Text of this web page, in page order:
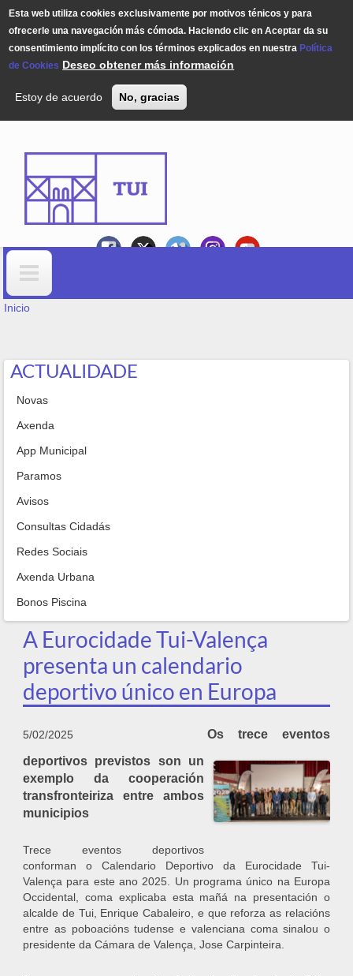
Esta web utiliza cookies exclusivamente por motivos ténicos y para
ofrecerle una navegación más cómoda. Haciendo clic en Aceptar da su
consentimiento implícito con los términos explicados en nuestra Política
de Cookies Deseo obtener más información
Estoy de acuerdo No, gracias
Formulario de búsqueda
USTED ESTÁ AQUÍ
Inicio
ACTUALIDADE
Novas
Axenda
App Municipal
Paramos
Avisos
Consultas Cidadás
Redes Sociais
Axenda Urbana
Bonos Piscina
A Eurocidade Tui-Valença
presenta un calendario
deportivo único en Europa
5/02/2025
Os trece eventos
deportivos previstos son un
exemplo da cooperación
transfronteiriza entre ambos
municipios
Trece eventos deportivos
conforman o Calendario Deportivo da Eurocidade Tui-
Valença para este ano 2025. Un programa único na Europa
Occidental, coma explicaba esta mañá na presentación o
alcalde de Tui, Enrique Cabaleiro, e que reforza as relacións
entre as poboacións tudense e valenciana coma sinalou o
presidente da Cámara de Valença, Jose Carpinteira.